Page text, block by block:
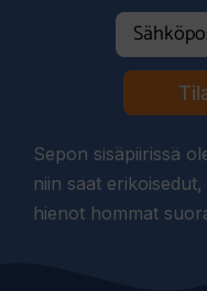
Sepon sisäpiirissä
niin saat
hienot hommat